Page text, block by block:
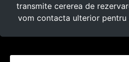
transmite cererea de
vom contacta ulterior pentru